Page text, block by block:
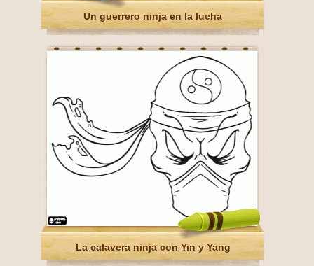
Un guerrero ninja en la lucha
La calavera ninja con Yin y Yang